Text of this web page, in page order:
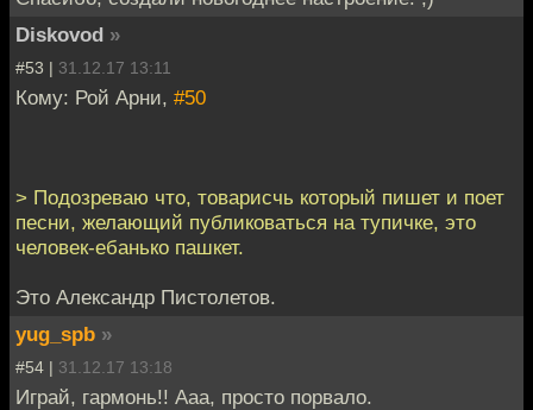
Diskovod »
#53 | 31.12.17 13:11
Кому: Рой Арни, #50
> Подозреваю что, товарисчь который пишет и поет
песни, желающий публиковаться на тупичке, это
человек-ебанько пашкет.
Это Александр Пистолетов.
yug_spb »
#54 | 31.12.17 13:18
Играй, гармонь!! Ааа, просто порвало.